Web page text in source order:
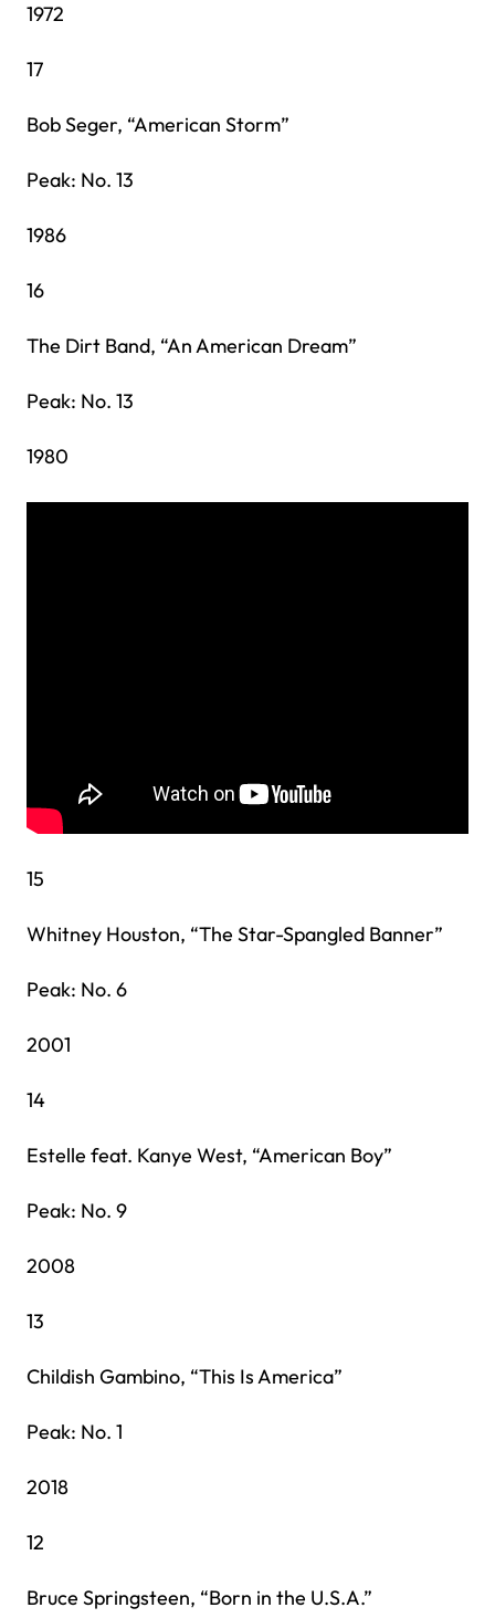
1972
17
Bob Seger, “American Storm”
Peak: No. 13
1986
16
The Dirt Band, “An American Dream”
Peak: No. 13
1980
15
Whitney Houston, “The Star-Spangled Banner”
Peak: No. 6
2001
14
Estelle feat. Kanye West, “American Boy”
Peak: No. 9
2008
13
Childish Gambino, “This Is America”
Peak: No. 1
2018
12
Bruce Springsteen, “Born in the U.S.A.”